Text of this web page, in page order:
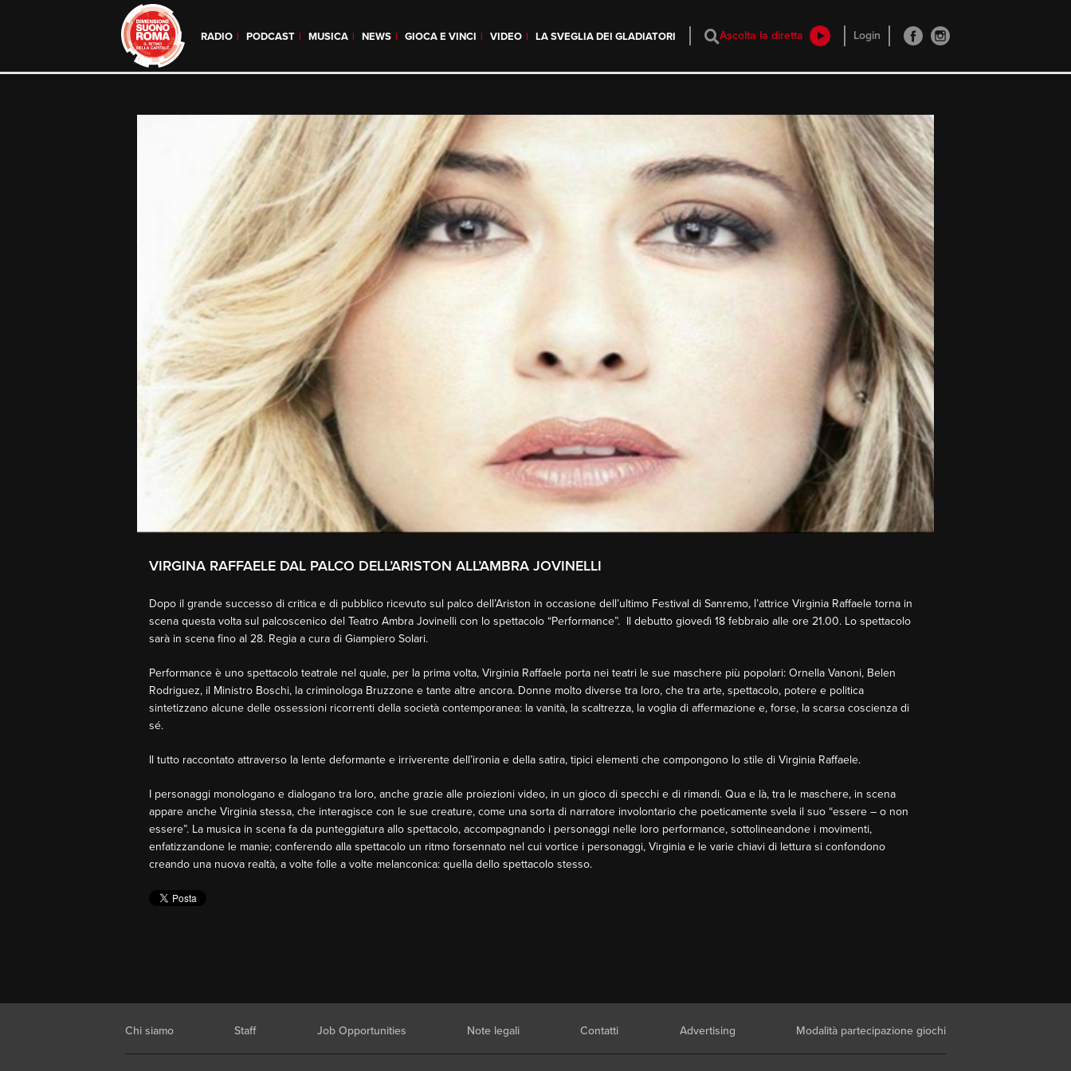
RADIO PODCAST MUSICA NEWS GIOCA E VINCI VIDEO LA SVEGLIA DEI GLADIATORI Ascolta la diretta Login
VIRGINA RAFFAELE DAL PALCO DELL’ARISTON ALL’AMBRA JOVINELLI
Dopo il grande successo di critica e di pubblico ricevuto sul palco dell’Ariston in occasione dell’ultimo Festival di Sanremo, l’attrice Virginia Raffaele torna in
scena questa volta sul palcoscenico del Teatro Ambra Jovinelli con lo spettacolo “Performance”. Il debutto giovedì 18 febbraio alle ore 21.00. Lo spettacolo
sarà in scena fino al 28. Regia a cura di Giampiero Solari.
Performance è uno spettacolo teatrale nel quale, per la prima volta, Virginia Raffaele porta nei teatri le sue maschere più popolari: Ornella Vanoni, Belen
Rodriguez, il Ministro Boschi, la criminologa Bruzzone e tante altre ancora. Donne molto diverse tra loro, che tra arte, spettacolo, potere e politica
sintetizzano alcune delle ossessioni ricorrenti della società contemporanea: la vanità, la scaltrezza, la voglia di affermazione e, forse, la scarsa coscienza di
sé.
Il tutto raccontato attraverso la lente deformante e irriverente dell’ironia e della satira, tipici elementi che compongono lo stile di Virginia Raffaele.
I personaggi monologano e dialogano tra loro, anche grazie alle proiezioni video, in un gioco di specchi e di rimandi. Qua e là, tra le maschere, in scena
appare anche Virginia stessa, che interagisce con le sue creature, come una sorta di narratore involontario che poeticamente svela il suo “essere – o non
essere”. La musica in scena fa da punteggiatura allo spettacolo, accompagnando i personaggi nelle loro performance, sottolineandone i movimenti,
enfatizzandone le manie; conferendo alla spettacolo un ritmo forsennato nel cui vortice i personaggi, Virginia e le varie chiavi di lettura si confondono
creando una nuova realtà, a volte folle a volte melanconica: quella dello spettacolo stesso.
Chi siamo Staff Job Opportunities Note legali Contatti Advertising Modalità partecipazione giochi